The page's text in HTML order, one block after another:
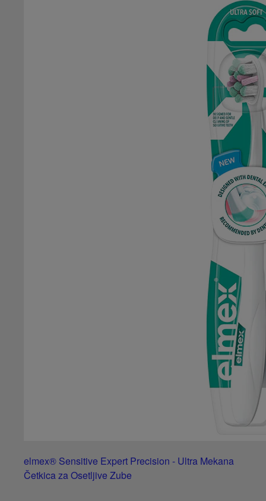
elmex® Sensitive Expert Precision - Ultra Mekana
Četkica za Osetljive Zube